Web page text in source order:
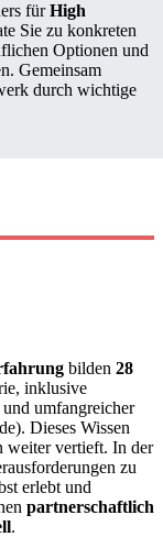
fürHigh
Sie zu konkreten
Optionen und
Gemeinsam
durch wichtige
bilden 28
inklusive
umfangreicher
Dieses Wissen
weiter vertieft. In der
zu
erlebt und
partnerschaftlich
.